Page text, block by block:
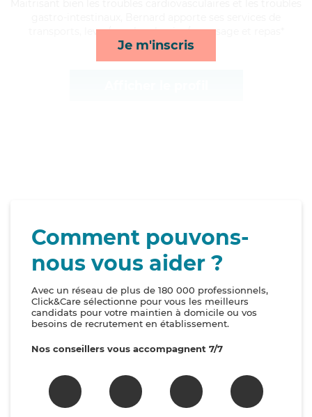
Je m'inscris
transports, lever/coucher, lessive/repassage et repas*
Comment pouvons-
nous vous aider ?
Avec un réseau de plus de 180 000 professionnels,
Click&Care sélectionne pour vous les meilleurs
candidats pour votre maintien à domicile ou vos
besoins de recrutement en établissement.
Nos conseillers vous accompagnent 7/7